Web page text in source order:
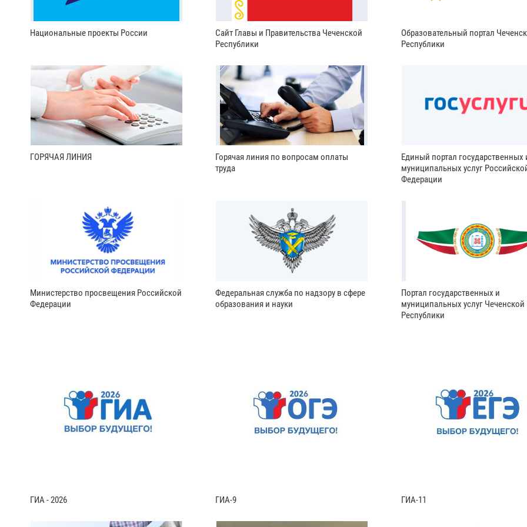
Национальные проекты России
Сайт Главы и Правительства Чеченской
Республики
Образовательный портал
Республики
ГОРЯЧАЯ ЛИНИЯ
Горячая линия по вопросам оплаты
труда
Единый портал государственных
муниципальных услуг
Федерации
Министерство просвещения Российской
Федерации
Федеральная служба по надзору в сфере
образования и науки
Портал государственных и
муниципальных услуг Чеченской
Республики
ГИА - 2026 ГИА-9 ГИА-11